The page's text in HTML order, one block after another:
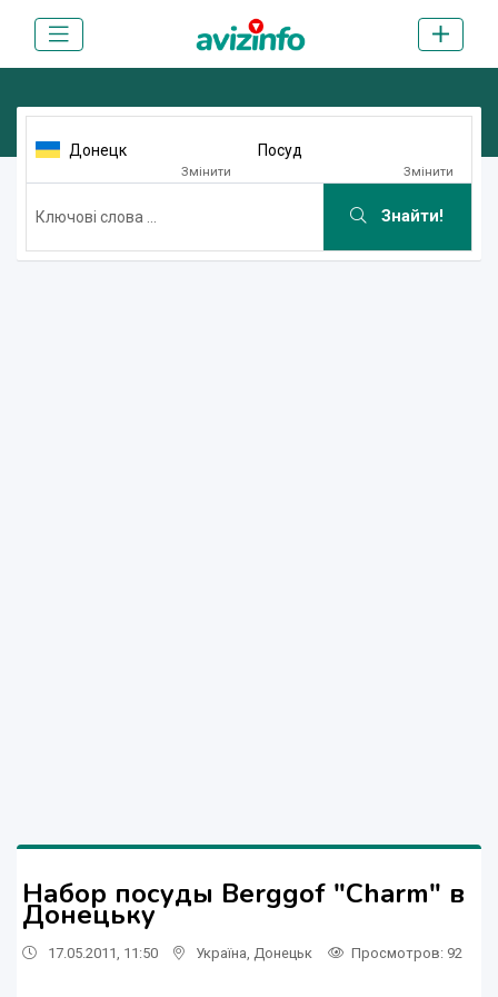
Донецк
Змінити
Посуд
Змінити
Знайти!
Набор посуды Berggof "Charm" в
Донецьку
17.05.2011, 11:50 Україна Донецьк Просмотров: 92